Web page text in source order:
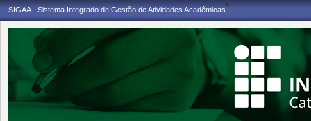
SIGAA - Sistema Integrado de Gestão de Atividades Acadêmicas
<